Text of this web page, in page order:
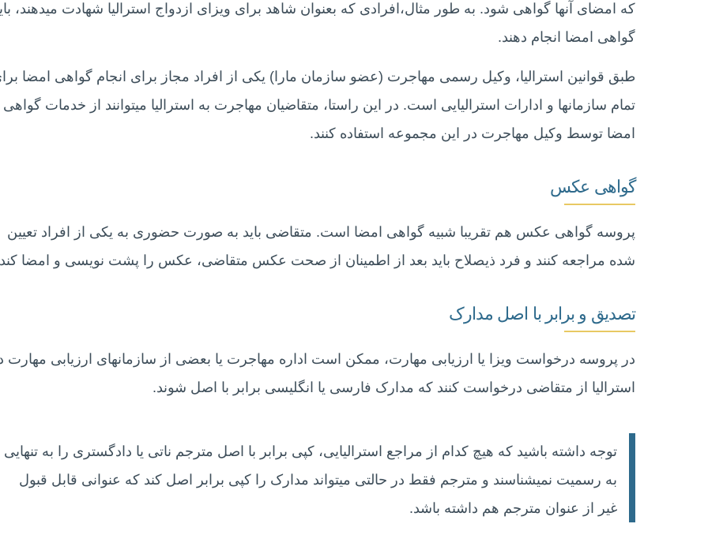
که امضای آنها گواهی شود. به طور مثال،‌افرادی که بعنوان شاهد برای ویزای ازدواج استرالیا شهادت میدهند،
گواهی امضا انجام دهند.
طبق قوانین استرالیا، وکیل رسمی مهاجرت (عضو سازمان مارا) یکی از افراد مجاز برای انجام گواهی امضا
تمام سازمانها و ادارات استرالیایی است. در این راستا، متقاضیان مهاجرت به استرالیا میتوانند از خدمات گواهی
امضا توسط وکیل مهاجرت در این مجموعه استفاده کنند.
گواهی عکس
پروسه گواهی عکس هم تقریبا شبیه گواهی امضا‌ است. متقاضی باید به صورت حضوری به یکی از افراد تعیین
شده مراجعه کنند و فرد ذیصلاح باید بعد از اطمینان از صحت عکس متقاضی، عکس را پشت نویسی و امضا
تصدیق و برابر با اصل مدارک
در پروسه درخواست ویزا یا ارزیابی مهارت، ممکن است اداره مهاجرت یا بعضی از سازمانهای ارزیابی مهارت
استرالیا از متقاضی درخواست کنند که مدارک فارسی یا انگلیسی برابر با اصل شوند.
توجه داشته باشید که هیچ کدام از مراجع استرالیایی، کپی برابر با اصل مترجم ناتی یا دادگستری را به تنهایی
به رسمیت نمیشناسند و مترجم فقط در حالتی میتواند مدارک را کپی برابر اصل کند که عنوانی قابل قبول
غیر از عنوان مترجم هم داشته باشد.